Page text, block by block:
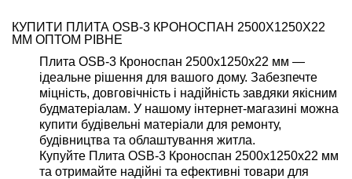
КУПИТИ ПЛИТА OSB-3 КРОНОСПАН 2500Х1250Х22
ММ ОПТОМ РІВНЕ
Плита OSB-3 Кроноспан 2500х1250х22 мм —
ідеальне рішення для вашого дому. Забезпечте
міцність, довговічність і надійність завдяки якісним
будматеріалам. У нашому інтернет-магазині можна
купити будівельні матеріали для ремонту,
будівництва та облаштування житла.
Купуйте Плита OSB-3 Кроноспан 2500х1250х22 мм
та отримайте надійні та ефективні товари для